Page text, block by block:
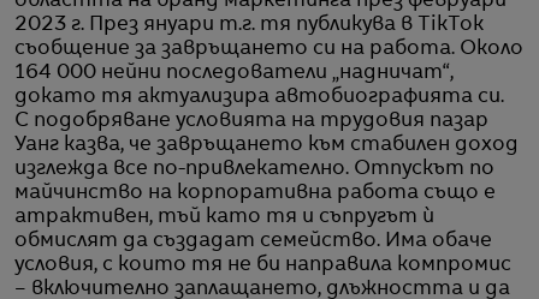
2023 г. През януари т.г. тя публикува в TikTok
съобщение за завръщането си на работа. Около
164 000 нейни последователи „надничат“,
докато тя актуализира автобиографията си.
С подобряване условията на трудовия пазар
Уанг казва, че завръщането към стабилен доход
изглежда все по-привлекателно. Отпускът по
майчинство на корпоративна работа също е
атрактивен, тъй като тя и съпругът ѝ
обмислят да създадат семейство. Има обаче
условия, с които тя не би направила компромис
– включително заплащането, длъжността и да